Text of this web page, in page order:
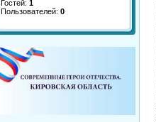
Гостей: 1
Пользователей: 0